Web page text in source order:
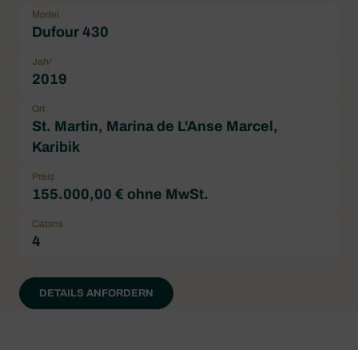
Model
Dufour 430
Jahr
2019
Ort
St. Martin, Marina de L'Anse Marcel,
Karibik
Preis
155.000,00 € ohne MwSt.
Cabins
4
DETAILS ANFORDERN